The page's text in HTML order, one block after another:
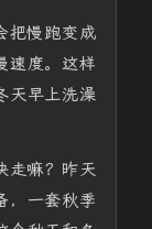
把慢跑变成
速度。这样
天早上洗澡
走嘛？昨天
，一套秋季